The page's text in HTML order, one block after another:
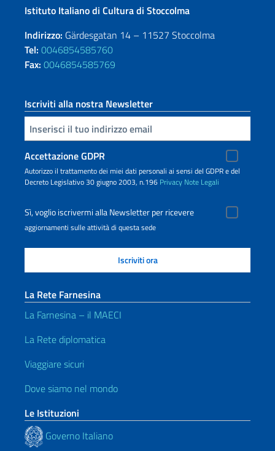
Istituto Italiano di Cultura di Stoccolma
Indirizzo: Gärdesgatan 14 – 11527 Stoccolma
Tel: 0046854585760
Fax: 0046854585769
Iscriviti alla nostra Newsletter
Inserisci la tua email
Accettazione GDPR
Autorizzo il trattamento dei miei dati personali ai sensi del GDPR e del
Decreto Legislativo 30 giugno 2003, n.196 Privacy Note Legali
Sì, voglio iscrivermi alla Newsletter per ricevere
aggiornamenti sulle attività di questa sede
La Rete Farnesina
La Farnesina – il MAECI
La Rete diplomatica
Viaggiare sicuri
Dove siamo nel mondo
Le Istituzioni
Governo Italiano